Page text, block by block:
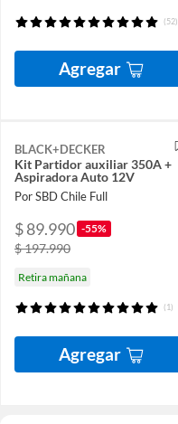
(52)
Agregar
BLACK+DECKER
Kit Partidor auxiliar 350A +
Aspiradora Auto 12V
Por SBD Chile Full
$ 89.990 -55%
$ 197.990
Retira mañana
(1)
Agregar